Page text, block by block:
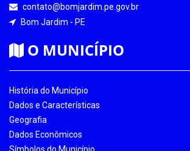
contato@bomjardim.pe.gov.br
Bom Jardim - PE
O MUNICÍPIO
História do Município
Dados e Características
Geografia
Dados Econômicos